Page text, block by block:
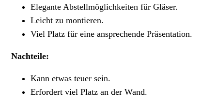
Elegante Abstellmöglichkeiten für Gläser.
Leicht zu montieren.
Viel Platz für eine ansprechende Präsentation.
Nachteile:
Kann etwas teuer sein.
Erfordert viel Platz an der Wand.